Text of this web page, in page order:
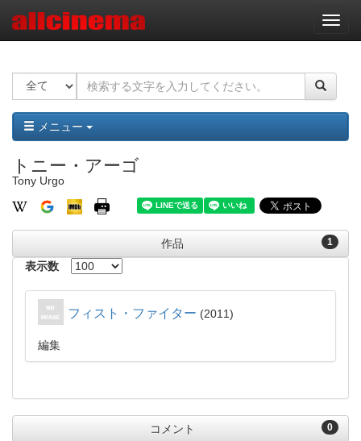
ナ
ビ
ー
ョ
ン
メニュー
トニー・アーゴ
Tony Urgo
1
作品
表示数
フィスト・ファイター 2011
編集
0
コメント